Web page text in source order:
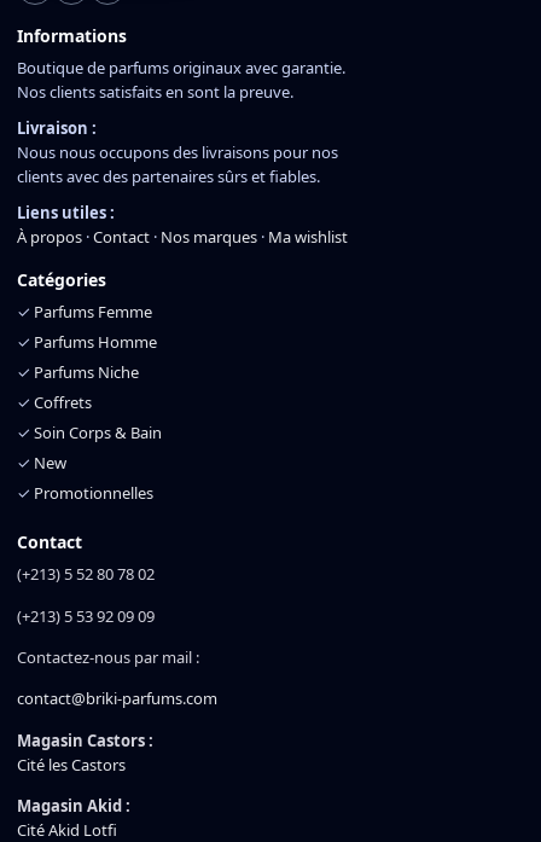
Informations
Boutique de parfums originaux avec garantie.
Nos clients satisfaits en sont la preuve.
Livraison :
Nous nous occupons des livraisons pour nos
clients avec des partenaires sûrs et fiables.
Liens utiles :
À propos ·Contact · Nos marques · Ma wishlist
Catégories
✓ Parfums Femme
✓ Parfums Homme
✓ Parfums Niche
✓ Coffrets
✓ Soin Corps & Bain
✓ New
✓ Promotionnelles
Contact
(+213) 5 52 80 78 02
(+213) 5 53 92 09 09
Contactez-nous par mail :
contact@briki-parfums.com
Magasin Castors :
Cité les Castors
Magasin Akid :
Cité Akid Lotfi